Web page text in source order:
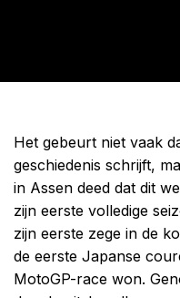
Het gebeurt niet vaak
geschiedenis schrijft,
in Assen deed dat dit
zijn eerste volledige
zijn eerste zege in de
de eerste Japanse
MotoGP-race won.